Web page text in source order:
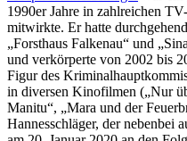
1990er Jahre in zahlreichen
mitwirkte. Er hatte
„Forsthaus Falkenau“ und
und verkörperte von 2002 bis
Figur des
in diversen Kinofilmen („Nur
Manitu“, „Mara und der
Hannesschläger, der nebenbei